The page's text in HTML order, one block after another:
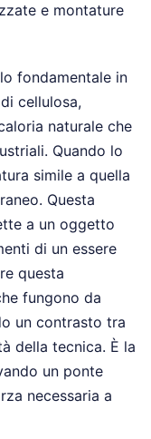
e montature
fondamentale in
cellulosa,
naturale che
Quando lo
simile a quella
Questa
a un oggetto
di un essere
questa
fungono da
un contrasto tra
della tecnica. È la
un ponte
necessaria a